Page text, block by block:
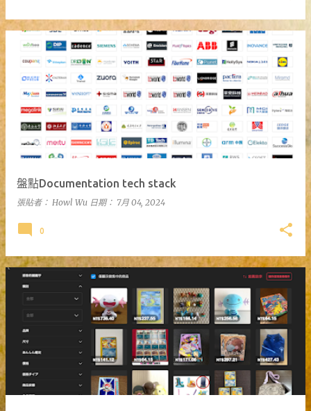
盤點Documentation tech stack
張貼者： Howl Wu 日期： 7月 04, 2024
0